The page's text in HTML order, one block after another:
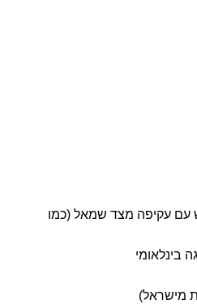
עם עקיפה מצד שמאל (כמו
בינלאומי